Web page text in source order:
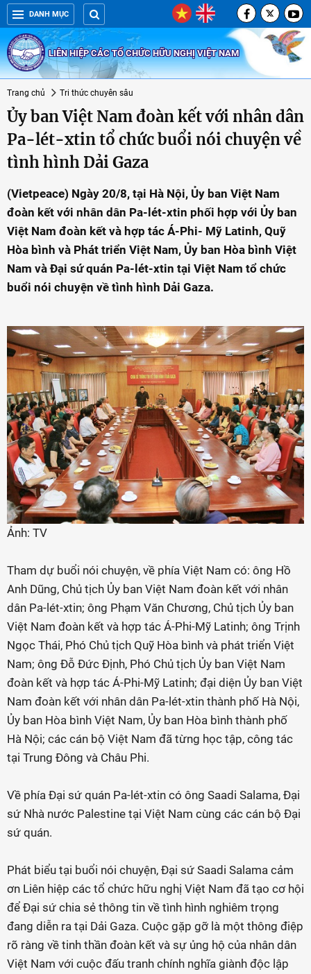
DANH MỤC
LIÊN HIỆP CÁC TỔ CHỨC HỮU NGHỊ VIỆT NAM
Trang chủ Tri thức chuyên sâu
Ủy ban Việt Nam đoàn kết với nhân dân
Pa-lét-xtin tổ chức buổi nói chuyện về
tình hình Dải Gaza
(Vietpeace) Ngày 20/8, tại Hà Nội, Ủy ban Việt Nam
đoàn kết với nhân dân Pa-lét-xtin phối hợp với Ủy ban
Việt Nam đoàn kết và hợp tác Á-Phi- Mỹ Latinh, Quỹ
Hòa bình và Phát triển Việt Nam, Ủy ban Hòa bình Việt
Nam và Đại sứ quán Pa-lét-xtin tại Việt Nam tổ chức
buổi nói chuyện về tình hình Dải Gaza.
Ảnh: TV
Tham dự buổi nói chuyện, về phía Việt Nam có: ông Hồ
Anh Dũng, Chủ tịch Ủy ban Việt Nam đoàn kết với nhân
dân Pa-lét-xtin; ông Phạm Văn Chương, Chủ tịch Ủy ban
Việt Nam đoàn kết và hợp tác Á-Phi-Mỹ Latinh; ông Trịnh
Ngọc Thái, Phó Chủ tịch Quỹ Hòa bình và phát triển Việt
Nam; ông Đỗ Đức Định, Phó Chủ tịch Ủy ban Việt Nam
đoàn kết và hợp tác Á-Phi-Mỹ Latinh; đại diện Ủy ban Việt
Nam đoàn kết với nhân dân Pa-lét-xtin thành phố Hà Nội,
Ủy ban Hòa bình Việt Nam, Ủy ban Hòa bình thành phố
Hà Nội; các cán bộ Việt Nam đã từng học tập, công tác
tại Trung Đông và Châu Phi.
Về phía Đại sứ quán Pa-lét-xtin có ông Saadi Salama, Đại
sứ Nhà nước Palestine tại Việt Nam cùng các cán bộ Đại
sứ quán.
Phát biểu tại buổi nói chuyện, Đại sứ Saadi Salama cảm
ơn Liên hiệp các tổ chức hữu nghị Việt Nam đã tạo cơ hội
để Đại sứ chia sẻ thông tin về tình hình nghiêm trọng
đang diễn ra tại Dải Gaza. Cuộc gặp gỡ là một thông điệp
rõ ràng về tinh thần đoàn kết và sự ủng hộ của nhân dân
Việt Nam với cuộc đấu tranh chính nghĩa giành độc lập